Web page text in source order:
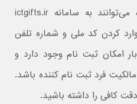
رایگان از چهارشنبه 7 مهرماه می‌توانند به سامانه ictgifts.ir
کردن کد ملی و شماره تلفن
امکان ثبت نام وجود دارد و
فرد ثبت نام کننده باشد.
دقت کافی را داشته باشید.